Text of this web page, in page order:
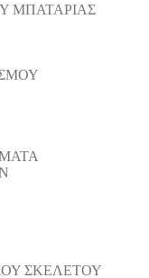
ΜΠΑΤΑΡΙΑΣ
ΣΚΕΛΕΤΟΥ